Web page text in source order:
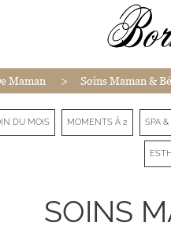
Maman > Soins Maman &
DU MOIS MOMENTS À 2 SPA
SOINS